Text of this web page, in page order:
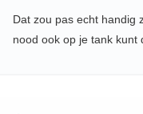
Dat zou pas echt handig
nood ook op je tank kunt